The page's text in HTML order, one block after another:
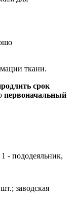
ткани.
срок
первоначальный
- пододеяльник,
заводская